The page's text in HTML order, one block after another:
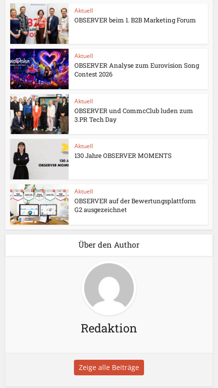
Aktuell
OBSERVER beim 1. B2B Marketing Forum
Aktuell
OBSERVER Analyse zum Eurovision Song
Contest 2026
Aktuell
OBSERVER und CommcClub luden zum
3.PR Tech Day
Aktuell
130 Jahre OBSERVER MOMENTS
Aktuell
OBSERVER auf der Bewertungsplattform
G2 ausgezeichnet
Über den Author
Redaktion
Zeige alle Beiträge